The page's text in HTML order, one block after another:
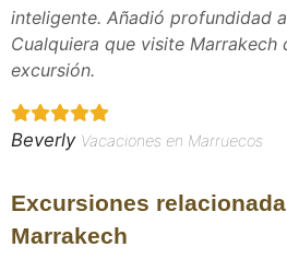
inteligente. Añadió profundidad
Cualquiera que visite Marrakech
excursión.
Beverly Vacaciones en Marruecos
Excursiones
Marrakech